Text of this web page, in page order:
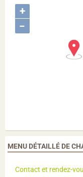
+
−
MENU DÉTAILLÉ DE
Contact et rendez-